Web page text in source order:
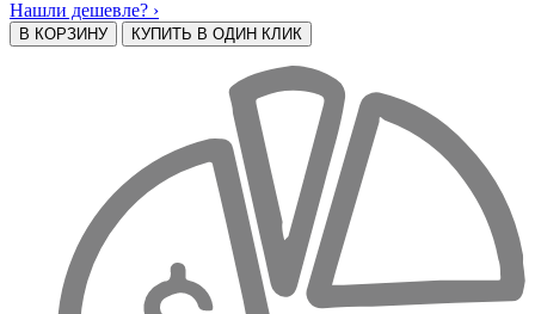
Нашли дешевле? ›
В КОРЗИНУ КУПИТЬ В ОДИН КЛИК